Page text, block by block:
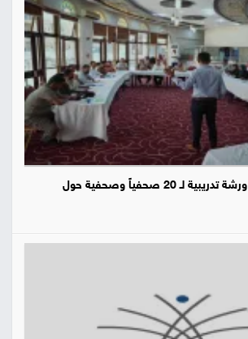
منظمة صدى تنظم ورشة تدريبية لـ 20 صحفياً وصحفية حول